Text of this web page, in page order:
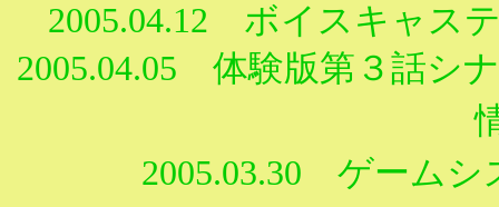
2005.04.12 ボイスキャス
2005.04.05 体験版第３話シ
2005.03.30 ゲームシ